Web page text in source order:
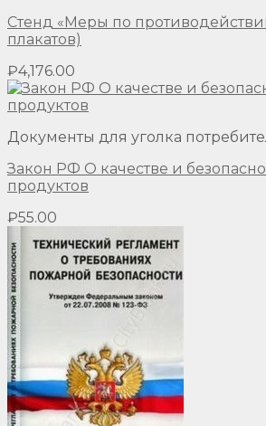
Стенд «Меры по
плакатов)
₽4,176.00
Документы для уголка
Закон РФ О качестве и
продуктов
₽55.00